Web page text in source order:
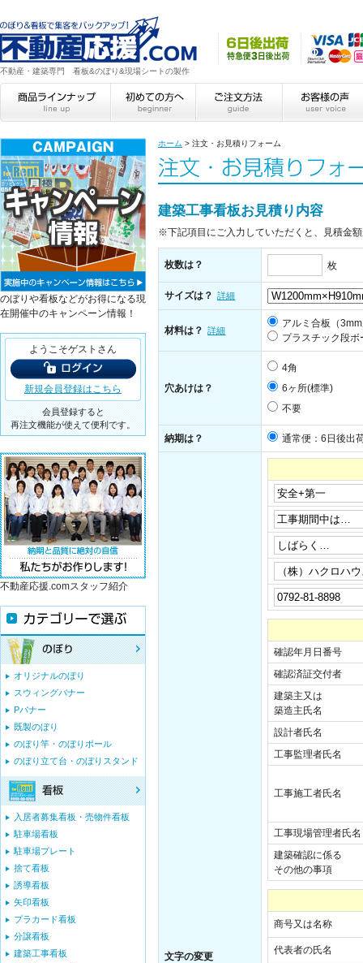
不動産・建築専門 看板&のぼり&現場シートの製作
ホーム > 注文・お見積りフォーム
建築工事看板お見積り内容
※下記項目にご入力していただくと、見積金
枚数は？ 枚
サイズは？ 詳細
材料は？ 詳細
アルミ合板（
プラスチック段
穴あけは？
4角
6ヶ所(標準)
不要
納期は？ 通常便：6日後出
文字の変更
確認年月日番号
確認済証交付者
建築主又は
築造主氏名
設計者氏名
工事監理者氏名
工事施工者氏名
工事現場管理者氏名
建築確認に係る
その他の事項
商号又は名称
代表者の氏名
のぼりや看板などがお得になる現
在開催中のキャンペーン情報！
ようこそゲストさん
新規会員登録はこちら
会員登録すると
再注文機能が使えて便利です。
不動産応援.comスタッフ紹介
オリジナルのぼり
スウィングバナー
Pバナー
既製のぼり
のぼり竿・のぼりポール
のぼり立て台・のぼりスタンド
入居者募集看板・売物件看板
駐車場看板
駐車場プレート
捨て看板
誘導看板
矢印看板
プラカード看板
分譲看板
建築工事看板